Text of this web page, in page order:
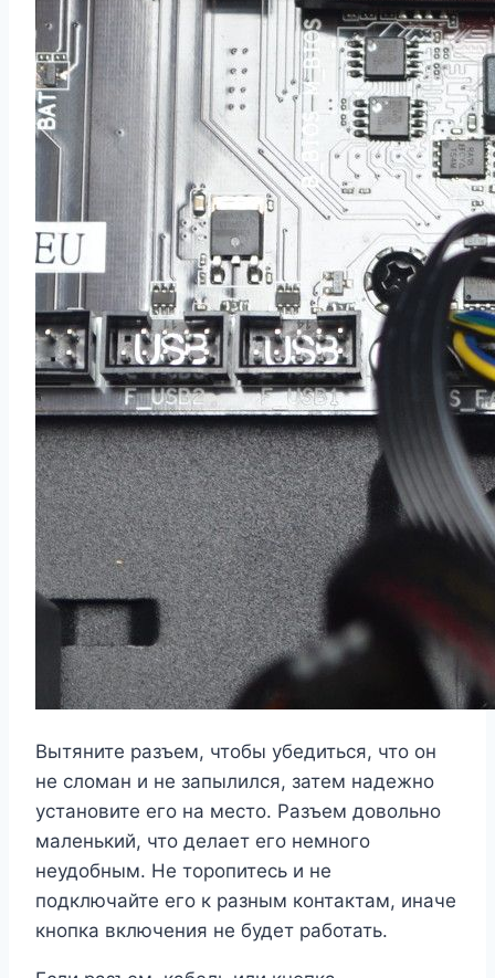
Вытяните разъем, чтобы убедиться, что он
не сломан и не запылился, затем надежно
установите его на место. Разъем довольно
маленький, что делает его немного
неудобным. Не торопитесь и не
подключайте его к разным контактам, иначе
кнопка включения не будет работать.